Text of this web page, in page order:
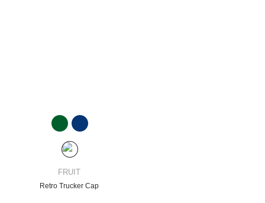
FRUIT
Retro Trucker Cap